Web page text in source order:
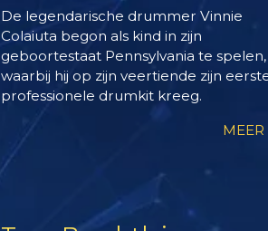
De legendarische drummer Vinnie
Colaiuta begon als kind in zijn
geboortestaat Pennsylvania te spelen,
waarbij hij op zijn veertiende zijn
professionele drumkit kreeg.
MEER